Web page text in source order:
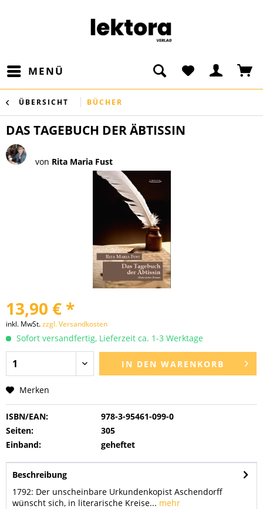
MENÜ
ÜBERSICHT BÜCHER
DAS TAGEBUCH DER ÄBTISSIN
von Rita Maria Fust
13,90 € *
inkl. MwSt.zzgl. Versandkosten
Sofort versandfertig, Lieferzeit ca. 1-3 Werktage
IN DEN WARENKORB
Merken
ISBN/EAN:
978-3-95461-099-0
Seiten:
305
Einband:
geheftet
Beschreibung
1792: Der unscheinbare Urkundenkopist Aschendorff
wünscht sich, in literarische Kreise... mehr